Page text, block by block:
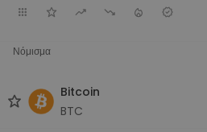
Νόμισμα
Bitcoin
BTC